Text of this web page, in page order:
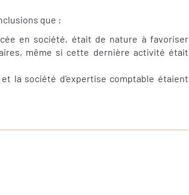
que :
en société, était de nature à favoriser
même si cette dernière activité était
la société d’expertise comptable étaient